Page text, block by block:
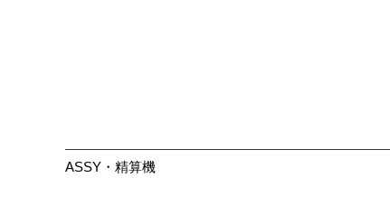
ASSY・精算機